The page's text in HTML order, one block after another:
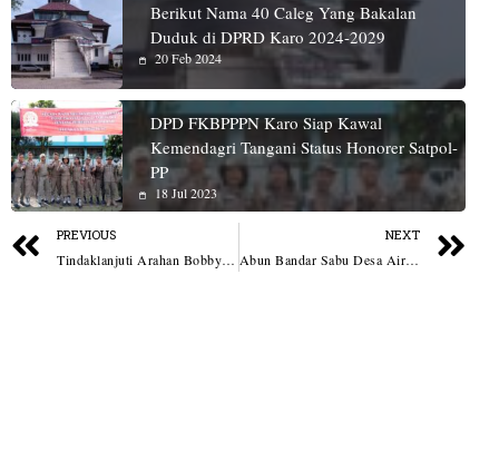
Berikut Nama 40 Caleg Yang Bakalan
Duduk di DPRD Karo 2024-2029
20 Feb 2024
DPD FKBPPPN Karo Siap Kawal
Kemendagri Tangani Status Honorer Satpol-
PP
18 Jul 2023
PREVIOUS
Tindaklanjuti Arahan Bobby Nasution, Dinas P3APMP2KB Medan Dampingi Siswa MAN I Korban Bullying
NEXT
Abun Bandar Sabu Desa Air Hitam Diborgol Polsek Kualuh Hilir